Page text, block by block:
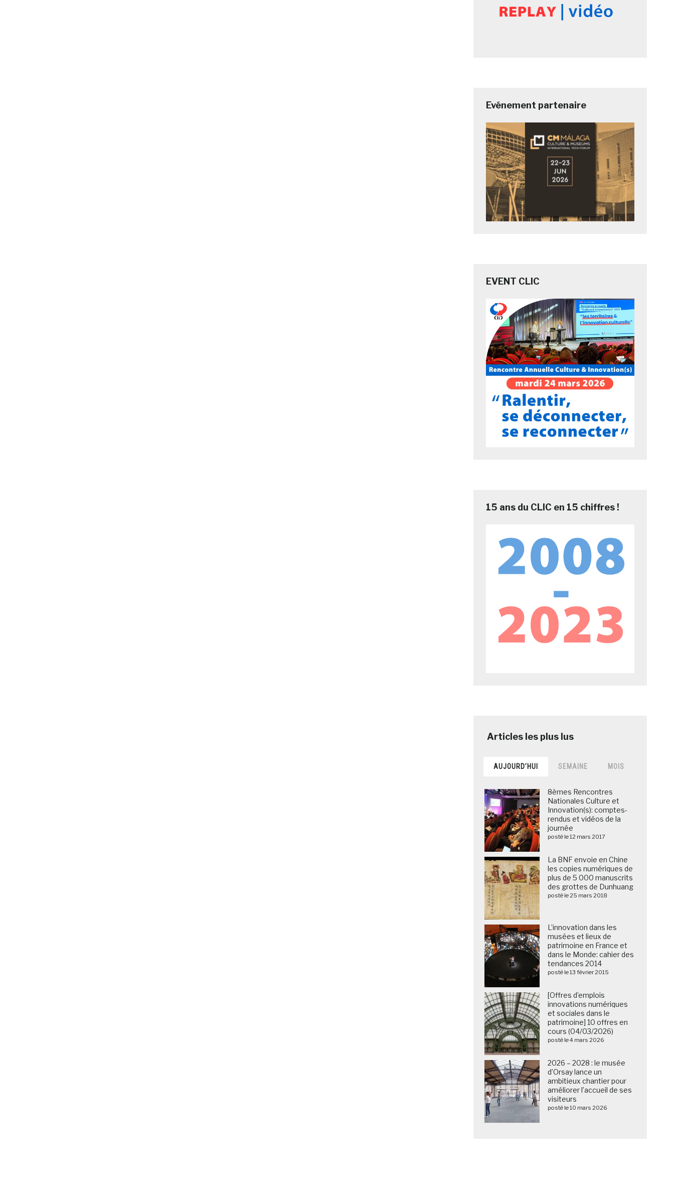
Evénement partenaire
EVENT CLIC
15 ans du CLIC en 15 chiffres !
AUJOURD’HUI SEMAINE MOIS
8èmes Rencontres
Nationales Culture et
Innovation(s): comptes-
rendus et vidéos de la
journée
posté le 12 mars 2017
La BNF envoie en Chine
les copies numériques de
plus de 5 000 manuscrits
des grottes de Dunhuang
posté le 25 mars 2018
L’innovation dans les
musées et lieux de
patrimoine en France et
dans le Monde: cahier des
tendances 2014
posté le 13 février 2015
[Offres d’emplois
innovations numériques
et sociales dans le
patrimoine] 10 offres en
cours (04/03/2026)
posté le 4 mars 2026
2026 – 2028 : le musée
d’Orsay lance un
ambitieux chantier pour
améliorer l’accueil de ses
visiteurs
posté le 10 mars 2026